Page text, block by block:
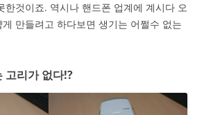
한것이죠. 역시나 핸드폰 업계에 계시다 오
만들려고 하다보면 생기는 어쩔수 없는
고리가 없다!?